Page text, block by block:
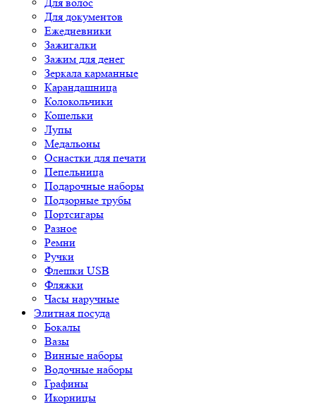
Для документов
Ежедневники
Зажигалки
Зажим для денег
Зеркала карманные
Карандашница
Колокольчики
Кошельки
Лупы
Медальоны
Оснастки для печати
Пепельница
Подарочные наборы
Подзорные трубы
Портсигары
Разное
Ремни
Ручки
Флешки USB
Фляжки
Часы наручные
Элитная посуда
Бокалы
Вазы
Винные наборы
Водочные наборы
Графины
Икорницы